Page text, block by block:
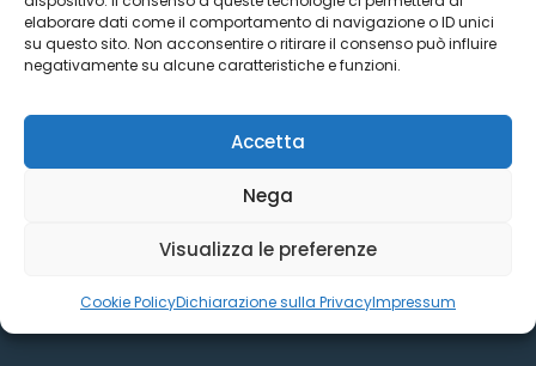
elaborare dati come il comportamento di navigazione o ID unici
su questo sito. Non acconsentire o ritirare il consenso può influire
negativamente su alcune caratteristiche e funzioni.
Accetta
Nega
Visualizza le preferenze
Cookie PolicyDichiarazione sulla PrivacyImpressum